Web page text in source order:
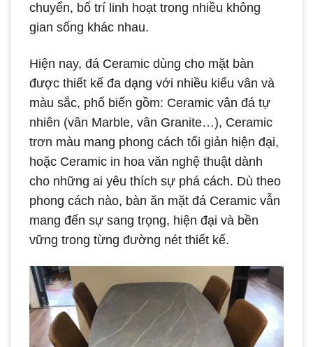
chuyển, bố trí linh hoạt trong nhiều không
gian sống khác nhau.
Hiện nay, đá Ceramic dùng cho mặt bàn
được thiết kế đa dạng với nhiều kiểu vân và
màu sắc, phổ biến gồm: Ceramic vân đá tự
nhiên (vân Marble, vân Granite…), Ceramic
trơn màu mang phong cách tối giản hiện đại,
hoặc Ceramic in hoa văn nghệ thuật dành
cho những ai yêu thích sự phá cách. Dù theo
phong cách nào, bàn ăn mặt đá Ceramic vẫn
mang đến sự sang trọng, hiện đại và bền
vững trong từng đường nét thiết kế.